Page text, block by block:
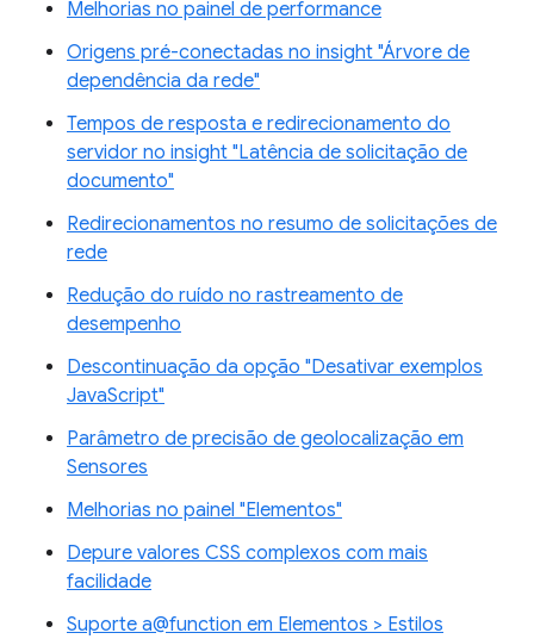
Melhorias no painel de performance
Origens pré-conectadas no insight "Árvore de
dependência da rede"
Tempos de resposta e redirecionamento do
servidor no insight "Latência de solicitação de
documento"
Redirecionamentos no resumo de solicitações de
rede
Redução do ruído no rastreamento de
desempenho
Descontinuação da opção "Desativar exemplos
JavaScript"
Parâmetro de precisão de geolocalização em
Sensores
Melhorias no painel "Elementos"
Depure valores CSS complexos com mais
facilidade
Suporte a@function em Elementos > Estilos